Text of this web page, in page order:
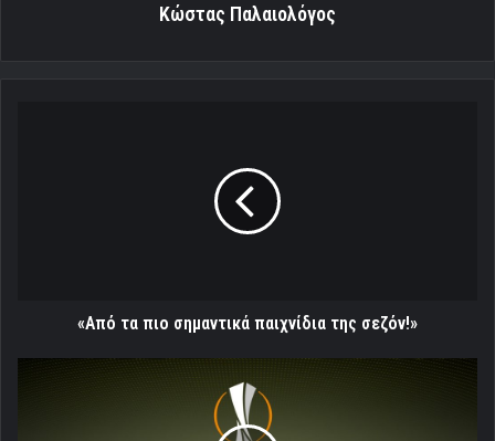
Κώστας Παλαιολόγος
«Από τα πιο σημαντικά παιχνίδια της σεζόν!»